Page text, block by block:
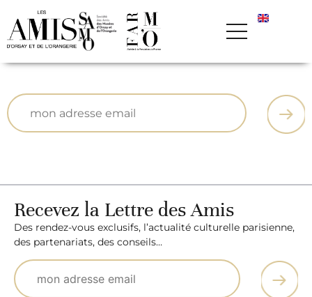
Recevez la Lettre des Amis
Des rendez-vous exclusifs, l’actualité culturelle parisienne,
des partenariats, des conseils…